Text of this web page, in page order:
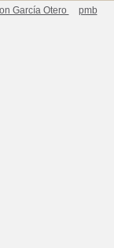
García Otero pmb